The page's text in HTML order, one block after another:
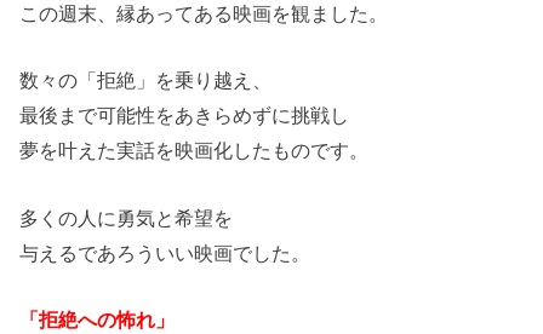
この週末、縁あってある映画を観ました。
数々の「拒絶」を乗り越え、
最後まで可能性をあきらめずに挑戦し
夢を叶えた実話を映画化したものです。
多くの人に勇気と希望を
与えるであろういい映画でした。
「拒絶への怖れ」